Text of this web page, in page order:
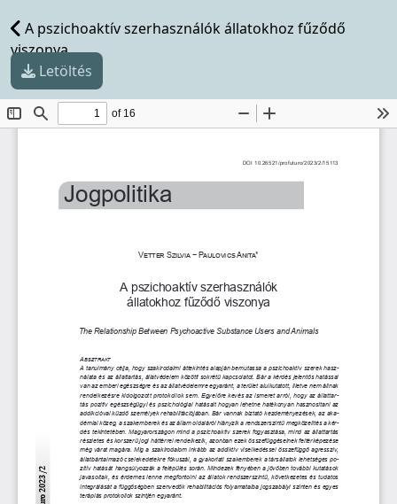
A pszichoaktív szerhasználók állatokhoz fűződő
viszonya
Letöltés